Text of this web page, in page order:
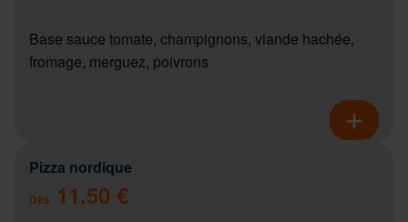
Base sauce tomate, champignons, viande hachée,
fromage, merguez, poivrons
Pizza nordique
Dès 11.50 €